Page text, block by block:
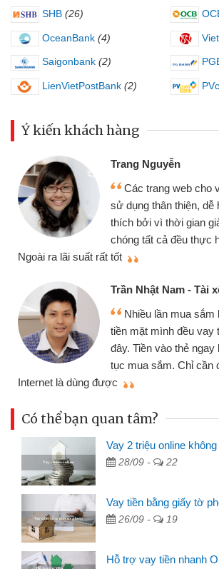
SHB (26)
OceanBank (4)
Saigonbank (2)
LienVietPostBank (2)
Ý kiến khách hàng
Trang Nguyễn
Các trang web cho
sử dụng thân thiện, dễ
thích bởi vì thời gian
chóng tất cả đều thực
Ngoài ra lãi suất rất tốt
Trần Nhật Nam - Tài
Nhiều lần mua sắm
tiền mặt mình đều vay
đây. Tiền vào thẻ ngay
tục mua sắm. Chỉ cần
Internet là dùng được
Có thể bạn quan tâm?
Vay 2 triệu online
28/09 - 22
Vay tiền bằng giấy tờ
26/09 - 19
Hỗ trợ vay tiền nhanh